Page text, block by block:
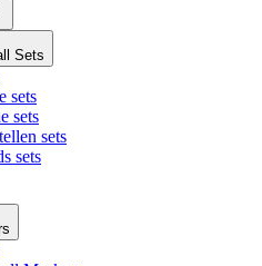
Sets
sets
sets
sets
sets